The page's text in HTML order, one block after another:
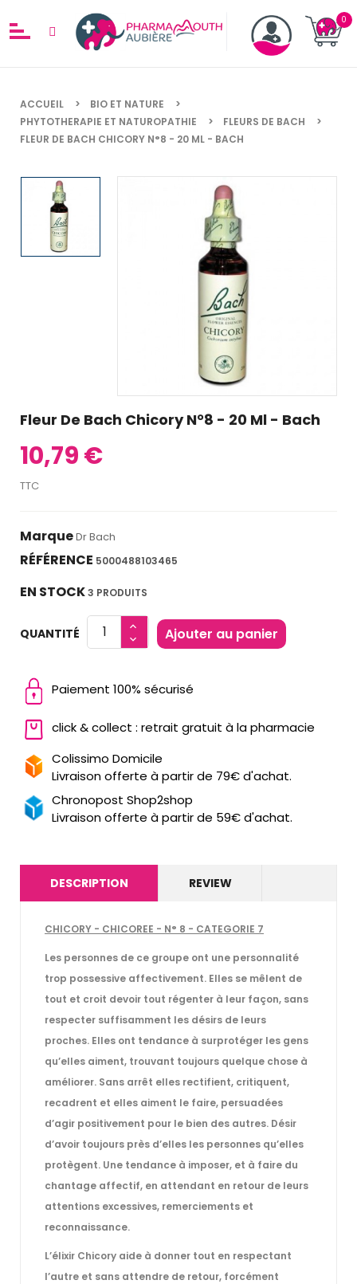
ACCUEIL
BIO ET NATURE
PHYTOTHERAPIE ET NATUROPATHIE
FLEURS DE BACH
FLEUR DE BACH CHICORY N°8 - 20 ML - BACH
Fleur De Bach Chicory N°8 - 20 Ml - Bach
10,79 €
TTC
MarqueDr Bach
RÉFÉRENCE 5000488103465
EN STOCK3 PRODUITS
QUANTITÉ Ajouter au panier
Paiement 100% sécurisé
click & collect : retrait gratuit à la pharmacie
Colissimo Domicile
Livraison offerte à partir de 79€ d'achat.
Chronopost Shop2shop
Livraison offerte à partir de 59€ d'achat.
DESCRIPTION REVIEW
CHICORY - CHICOREE - N° 8 - CATEGORIE 7
Les personnes de ce groupe ont une personnalité
trop possessive affectivement. Elles se mêlent de
tout et croit devoir tout régenter à leur façon, sans
respecter suffisamment les désirs de leurs
proches. Elles ont tendance à surprotéger les gens
qu’elles aiment, trouvant toujours quelque chose à
améliorer. Sans arrêt elles rectifient, critiquent,
recadrent et elles aiment le faire, persuadées
d’agir positivement pour le bien des autres. Désir
d’avoir toujours près d’elles les personnes qu’elles
protègent. Une tendance à imposer, et à faire du
chantage affectif, en attendant en retour de leurs
attentions excessives, remerciements et
reconnaissance.
L’élixir Chicory aide à donner tout en respectant
l’autre et sans attendre de retour, forcément